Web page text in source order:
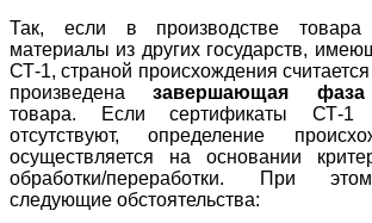
Так, если в производстве товара
материалы из других государств,
СТ-1, страной происхождения
произведеназавершающая фаза
товара. Если сертификаты СТ-1
отсутствуют, определение
осуществляется на основании
обработки/переработки. При
следующие обстоятельства: